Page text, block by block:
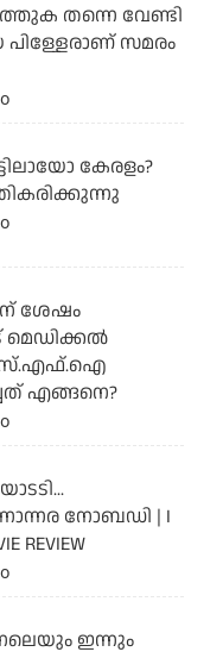
തന്നെ വേണ്ടി
സമരം
കേരളം?
ശേഷം
മെഡിക്കൽ
എങ്ങനെ?
നോബഡി | I
REVIEW
ഇന്നും